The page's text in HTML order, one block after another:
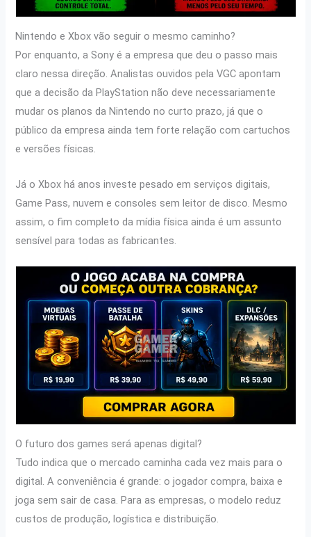
Nintendo e Xbox vão seguir o mesmo caminho?
Por enquanto, a Sony é a empresa que deu o passo mais
claro nessa direção. Analistas ouvidos pela VGC apontam
que a decisão da PlayStation não deve necessariamente
mudar os planos da Nintendo no curto prazo, já que o
público da empresa ainda tem forte relação com cartuchos
e versões físicas.
Já o Xbox há anos investe pesado em serviços digitais,
Game Pass, nuvem e consoles sem leitor de disco. Mesmo
assim, o fim completo da mídia física ainda é um assunto
sensível para todas as fabricantes.
O futuro dos games será apenas digital?
Tudo indica que o mercado caminha cada vez mais para o
digital. A conveniência é grande: o jogador compra, baixa e
joga sem sair de casa. Para as empresas, o modelo reduz
custos de produção, logística e distribuição.